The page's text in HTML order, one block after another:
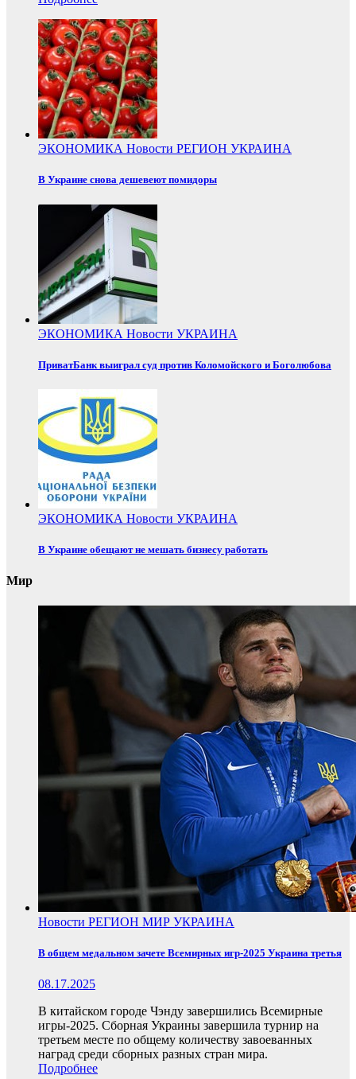
ЭКОНОМИКА Новости РЕГИОН УКРАИНА
В Украине снова дешевеют помидоры
ЭКОНОМИКА Новости УКРАИНА
ПриватБанк выиграл суд против Коломойского и Боголюбова
ЭКОНОМИКА Новости УКРАИНА
В Украине обещают не мешать бизнесу работать
Мир
Новости РЕГИОН МИР УКРАИНА
В общем медальном зачете Всемирных игр-2025 Украина третья
08.17.2025
В китайском городе Чэнду завершились Всемирные
игры-2025. Сборная Украины завершила турнир на
третьем месте по общему количеству завоеванных
наград среди сборных разных стран мира.
Подробнее